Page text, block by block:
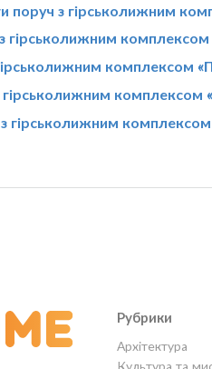
поруч з гірськолижним
гірськолижним комплексом
комплексом
гірськолижним комплексом
гірськолижним
Рубрики
Архітектура